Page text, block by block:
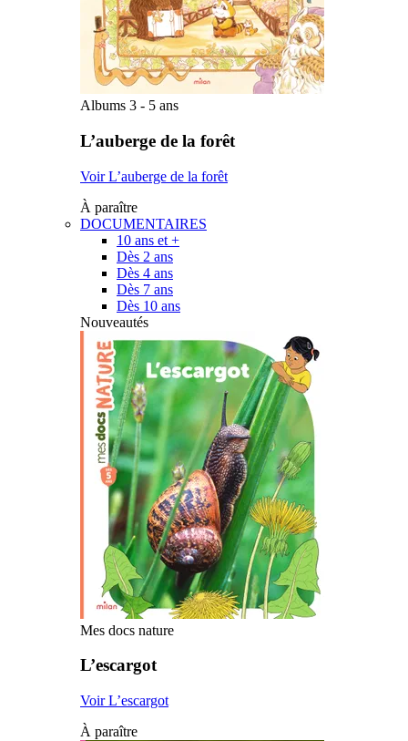
Albums 3 - 5 ans
L’auberge de la forêt
Voir L’auberge de la forêt
À paraître
DOCUMENTAIRES
10 ans et +
Dès 2 ans
Dès 4 ans
Dès 7 ans
Dès 10 ans
Nouveautés
Mes docs nature
L’escargot
Voir L’escargot
À paraître